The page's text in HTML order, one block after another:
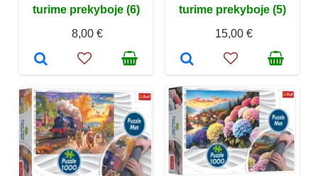
turime prekyboje (6)
8,00 €
turime prekyboje (5)
15,00 €